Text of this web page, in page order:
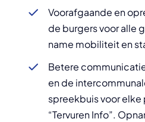
Voorafgaande en
de burgers voor alle
name mobiliteit en
Betere
en de
spreekbuis voor
“Tervuren Info”.